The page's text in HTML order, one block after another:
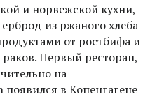
и норвежской кухни,
из ржаного хлеба
от ростбифа и
Первый ресторан,
на
появился в Копенгагене